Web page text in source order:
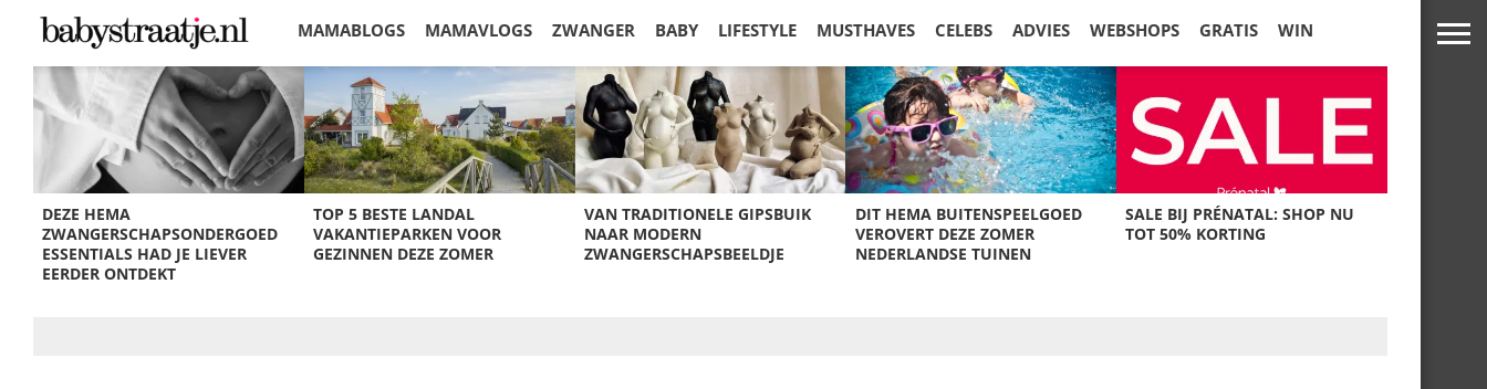
MAMABLOGS MAMAVLOGS ZWANGER BABY LIFESTYLE MUSTHAVES CELEBS ADVIES WEBSHOPS GRATIS WIN
KORTINGEN
DEZE HEMA
ZWANGERSCHAPSONDERGOED
ESSENTIALS HAD JE LIEVER
EERDER ONTDEKT
TOP 5 BESTE LANDAL
VAKANTIEPARKEN VOOR
GEZINNEN DEZE ZOMER
VAN TRADITIONELE GIPSBUIK
NAAR MODERN
ZWANGERSCHAPSBEELDJE
DIT HEMA BUITENSPEELGOED
VEROVERT DEZE ZOMER
NEDERLANDSE TUINEN
SALE BIJ PRÉNATAL: SHOP NU
TOT 50% KORTING